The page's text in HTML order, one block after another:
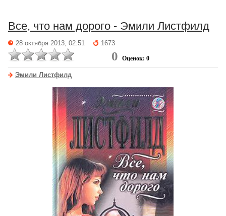
Все, что нам дорого - Эмили Листфилд
28 октября 2013, 02:51 1673
0 Оценок: 0
Эмили Листфилд